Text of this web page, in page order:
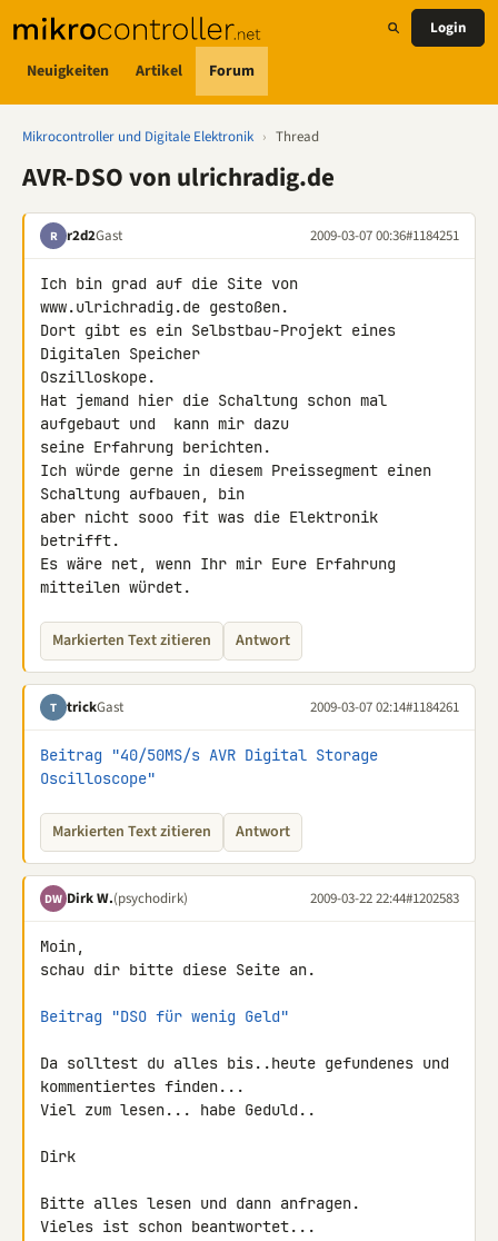
Neuigkeiten Artikel Forum
Login
Mikrocontroller und Digitale Elektronik › Thread
AVR-DSO von ulrichradig.de
R r2d2Gast 2009-03-07 00:36#1184251
Ich bin grad auf die Site von
www.ulrichradig.de gestoßen.
Dort gibt es ein Selbstbau-Projekt eines
Digitalen Speicher
Oszilloskope.
Hat jemand hier die Schaltung schon mal
aufgebaut und  kann mir dazu
seine Erfahrung berichten.
Ich würde gerne in diesem Preissegment einen
Schaltung aufbauen, bin
aber nicht sooo fit was die Elektronik
betrifft.
Es wäre net, wenn Ihr mir Eure Erfahrung
mitteilen würdet.
Markierten Text zitieren Antwort
T trickGast 2009-03-07 02:14#1184261
Beitrag "40/50MS/s AVR Digital Storage
Oscilloscope"
Markierten Text zitieren Antwort
DW Dirk W.(psychodirk) 2009-03-22 22:44#1202583
Moin,
schau dir bitte diese Seite an.
Beitrag "DSO für wenig Geld"
Da solltest du alles bis..heute gefundenes und
kommentiertes finden...
Viel zum lesen... habe Geduld..
Dirk
Bitte alles lesen und dann anfragen.
Vieles ist schon beantwortet...